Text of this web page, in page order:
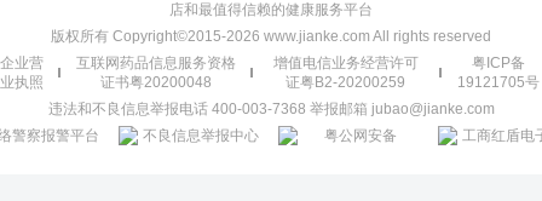
店和最值得信赖的健康服务平台
版权所有 Copyright©2015-2026 www.jianke.com All rights reserved
企业营
业执照
互联网药品信息服务资格
证书粤20200048
增值电信业务经营许可
证粤B2-20200259
粤ICP备
19121705号
违法和不良信息举报电话 400-003-7368 举报邮箱 jubao@jianke.com